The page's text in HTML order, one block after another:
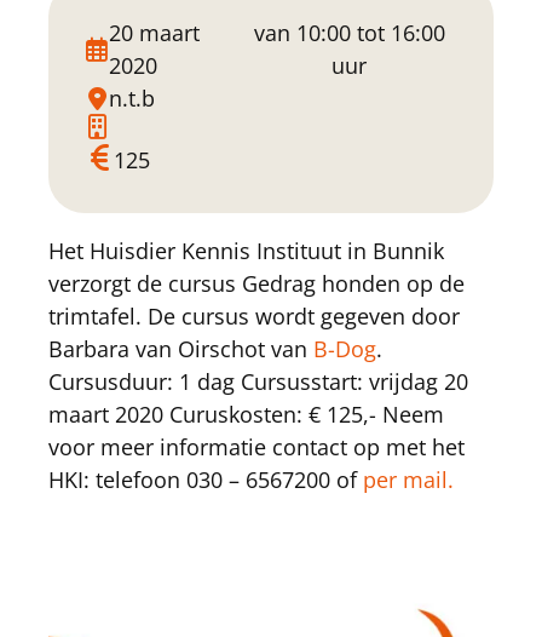
20 maart
2020
van 10:00 tot 16:00
uur
n.t.b
125
Het Huisdier Kennis Instituut in Bunnik
verzorgt de cursus Gedrag honden op de
trimtafel. De cursus wordt gegeven door
Barbara van Oirschot van B-Dog.
Cursusduur: 1 dag Cursusstart: vrijdag 20
maart 2020 Curuskosten: € 125,- Neem
voor meer informatie contact op met het
HKI: telefoon 030 – 6567200 of per mail.